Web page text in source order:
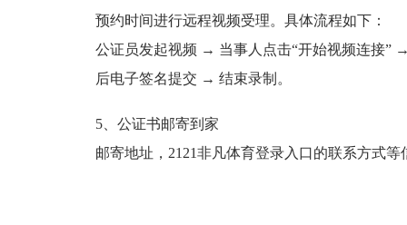
预约时间进行远程视频受理。具体流程如下：
公证员发起视频 → 当事人点击“开始视频连接”
后电子签名提交 → 结束录制。
5、公证书邮寄到家
邮寄地址，2121非凡体育登录入口的联系方式